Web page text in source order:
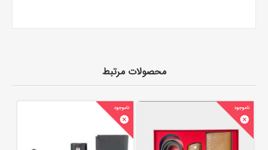
محصولات مرتبط